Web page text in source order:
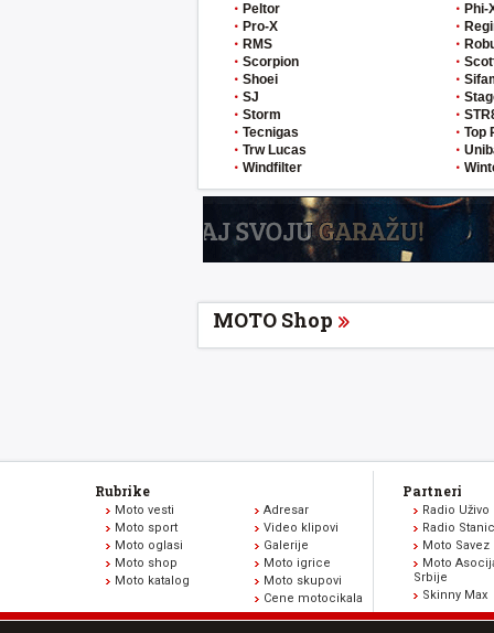
Peltor
Pro-X
RMS
Scorpion
Shoei
SJ
Storm
Tecnigas
Trw Lucas
Windfilter
Phi-
Top
MOTO Shop
Rubrike
Moto vesti
Moto sport
Moto oglasi
Moto shop
Moto katalog
Adresar
Video klipovi
Galerije
Moto igrice
Moto skupovi
Cene motocikala
Partneri
Radio Uživo
Radio
Moto Savez
Moto
Srbije
Skinny Max